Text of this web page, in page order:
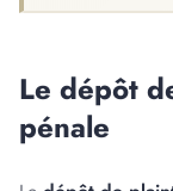
Le dépôt
pénale